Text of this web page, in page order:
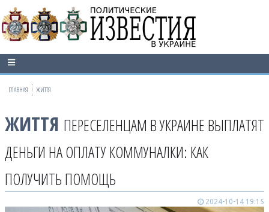
ГЛАВНАЯ ЖИТТЯ
ЖИТТЯ ПЕРЕСЕЛЕНЦАМ В УКРАИНЕ ВЫПЛАТЯТ
ДЕНЬГИ НА ОПЛАТУ КОММУНАЛКИ: КАК
ПОЛУЧИТЬ ПОМОЩЬ
2024-10-14 19:15